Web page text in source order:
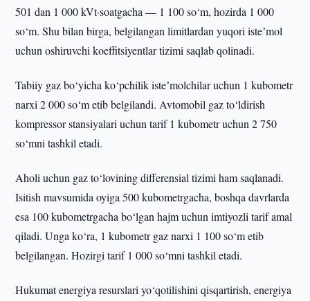
501 dan 1 000 kVt·soatgacha — 1 100 so‘m, hozirda 1 000
so‘m. Shu bilan birga, belgilangan limitlardan yuqori isteʼmol
uchun oshiruvchi koeffitsiyentlar tizimi saqlab qolinadi.
Tabiiy gaz bo‘yicha ko‘pchilik isteʼmolchilar uchun 1 kubometr
narxi 2 000 so‘m etib belgilandi. Avtomobil gaz to‘ldirish
kompressor stansiyalari uchun tarif 1 kubometr uchun 2 750
so‘mni tashkil etadi.
Aholi uchun gaz to‘lovining differensial tizimi ham saqlanadi.
Isitish mavsumida oyiga 500 kubometrgacha, boshqa davrlarda
esa 100 kubometrgacha bo‘lgan hajm uchun imtiyozli tarif amal
qiladi. Unga ko‘ra, 1 kubometr gaz narxi 1 100 so‘m etib
belgilangan. Hozirgi tarif 1 000 so‘mni tashkil etadi.
Hukumat energiya resurslari yo‘qotilishini qisqartirish, energiya